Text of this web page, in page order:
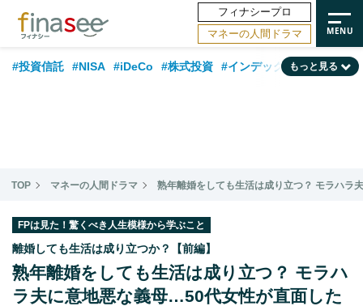
フィナシープロ
マネーの人間ドラマ
#投資信託 #NISA #iDeCo #株式投資 #インデックスファンド
#フィナンシャル・ウェルビーイング #データ・調査 #国内株式型
#60代
もっと見る
TOP マネーの人間ドラマ 熟年離婚をしても生活は成り立つ？ モラハラ
FPは見た！驚くべき人生模様から学ぶこと
離婚しても生活は成り立つか？【前編】
熟年離婚をしても生活は成り立つ？ モラハ
ラ夫に意地悪な義母…50代女性が直面した